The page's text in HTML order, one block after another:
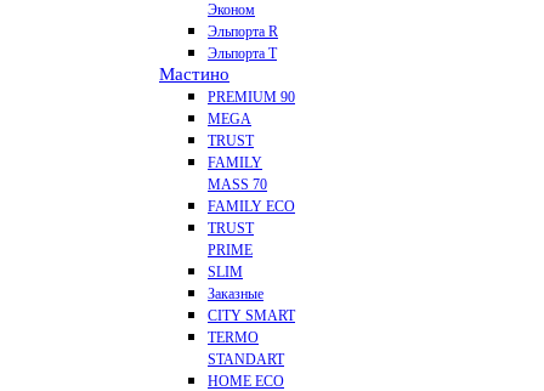
Эконом
Эльпорта R
Эльпорта Т
Мастино
PREMIUM 90
MEGA
TRUST
FAMILY
MASS 70
FAMILY ECO
TRUST
PRIME
SLIM
Заказные
CITY SMART
TERMO
STANDART
HOME ECO